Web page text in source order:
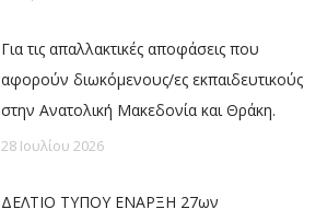
Για τις απαλλακτικές αποφάσεις που
αφορούν διωκόμενους/ες εκπαιδευτικούς
στην Ανατολική Μακεδονία και Θράκη.
28 Ιουλίου 2026
ΔΕΛΤΙΟ ΤΥΠΟΥ ΕΝΑΡΞΗ 27ων